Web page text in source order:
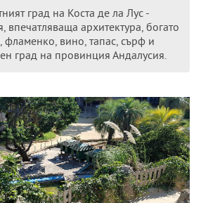
град на Коста де ла Лус -
впечатляваща архитектура, богато
фламенко, вино, тапас, сърф и
град на провинция Андалусия.